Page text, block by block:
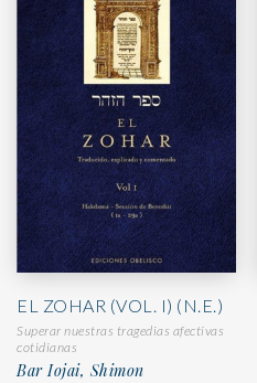
EL ZOHAR (VOL. I) (N.E.)
Superar nuestras tragedias afectivas
cotidianas
Bar Iojai, Shimon